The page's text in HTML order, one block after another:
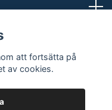
att fortsätta på
av cookies.